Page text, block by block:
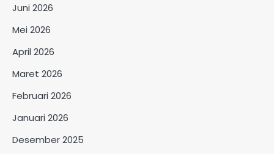
Juni 2026
Mei 2026
April 2026
Maret 2026
Februari 2026
Januari 2026
Desember 2025